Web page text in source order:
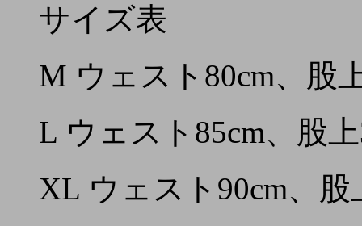
サイズ表
M ウェスト80cm、股
L ウェスト85cm、股
XL ウェスト90cm、股